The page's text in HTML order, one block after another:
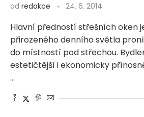
od redakce 24. 6. 2014
Hlavní předností střešních oken
přirozeného denního světla
do místností pod střechou.
estetičtější i ekonomicky
…